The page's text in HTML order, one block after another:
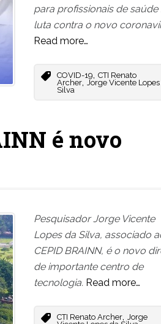
para profissionais de saúde
luta contra o novo
Read more…
COVID-19, CTI Renato
Archer, Jorge Vicente
Silva
é novo
Pesquisador Jorge Vicente
Lopes da Silva, associado
CEPID BRAINN, é o novo
de importante centro de
tecnologia. Read more…
CTI Renato Archer, Jorge